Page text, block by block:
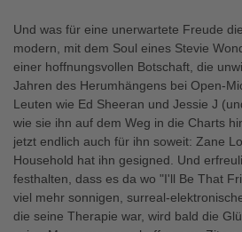
Und was für eine unerwartete Freude
modern, mit dem Soul eines Stevie
einer hoffnungsvollen Botschaft, die
Jahren des Herumhängens bei Open-
Leuten wie Ed Sheeran und Jessie J
wie sie ihn auf dem Weg in die Charts
jetzt endlich auch für ihn soweit: Zane
Household hat ihn gesigned. Und
festhalten, dass es da wo "I'll Be That
viel mehr sonnigen, surreal-
die seine Therapie war, wird bald die